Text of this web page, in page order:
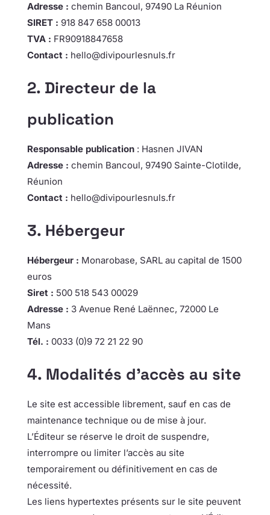
Adresse : chemin Bancoul, 97490 La Réunion
SIRET : 918 847 658 00013
TVA : FR90918847658
Contact : hello@divipourlesnuls.fr
2. Directeur de la
publication
Responsable publication: Hasnen JIVAN
Adresse : chemin Bancoul, 97490 Sainte-Clotilde,
Réunion
Contact : hello@divipourlesnuls.fr
3. Hébergeur
Hébergeur : Monarobase, SARL au capital de 1500
euros
Siret : 500 518 543 00029
Adresse : 3 Avenue René Laënnec, 72000 Le
Mans
Tél. : 0033 (0)9 72 21 22 90
4. Modalités d’accès au site
Le site est accessible librement, sauf en cas de
maintenance technique ou de mise à jour.
L’Éditeur se réserve le droit de suspendre,
interrompre ou limiter l’accès au site
temporairement ou définitivement en cas de
nécessité.
Les liens hypertextes présents sur le site peuvent